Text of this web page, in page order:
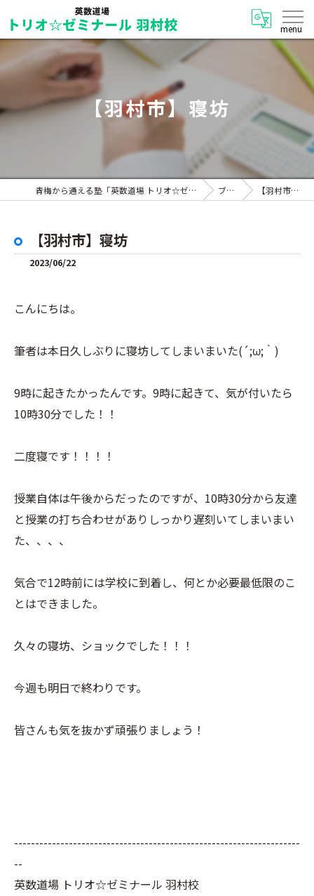
【羽村市】寝坊
青梅から通える塾「英数道場 トリオ☆ゼミナール 羽村校」 ブログ 【羽村市】寝坊
【羽村市】寝坊
2023/06/22
こんにちは。
筆者は本日久しぶりに寝坊してしまいまいた(´;ω;｀)
9時に起きたかったんです。9時に起きて、気が付いたら
10時30分でした！！
二度寝です！！！！
授業自体は午後からだったのですが、10時30分から友達
と授業の打ち合わせがありしっかり遅刻いてしまいまい
た、、、、
気合で12時前には学校に到着し、何とか必要最低限のこ
とはできました。
久々の寝坊、ショックでした！！！
今週も明日で終わりです。
皆さんも気を抜かず頑張りましょう！
--------------------------------------------------------------------
--
英数道場 トリオ☆ゼミナール 羽村校